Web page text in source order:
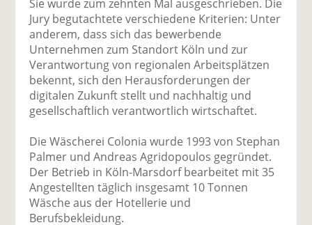
o
o
k
te
il
e
n
di
n
il
e
n
v
er
d
Sie wurde zum zehnten Mal ausgeschrieben. Die
Jury begutachtete verschiedene Kriterien: Unter
anderem, dass sich das bewerbende
Unternehmen zum Standort Köln und zur
Verantwortung von regionalen Arbeitsplätzen
bekennt, sich den Herausforderungen der
digitalen Zukunft stellt und nachhaltig und
gesellschaftlich verantwortlich wirtschaftet.
Die Wäscherei Colonia wurde 1993 von Stephan
Palmer und Andreas Agridopoulos gegründet.
Der Betrieb in Köln-Marsdorf bearbeitet mit 35
Angestellten täglich insgesamt 10 Tonnen
Wäsche aus der Hotellerie und
Berufsbekleidung.